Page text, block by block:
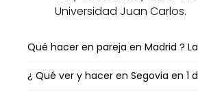
Universidad Juan Carlos.
Qué hacer en pareja en Madrid ?
¿ Qué ver y hacer en Segovia en 1